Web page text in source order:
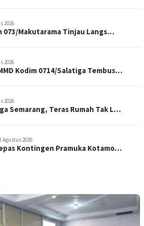
2026
073/Makutarama Tinjau Langs…
2026
Kodim 0714/Salatiga Tembus…
2026
Semarang, Teras Rumah Tak L…
Agustus 2026
Kontingen Pramuka Kotamo…